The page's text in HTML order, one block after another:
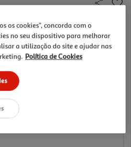
os cookies", concorda com o
no seu dispositivo para melhorar
a utilização do site e ajudar nas
Política de Cookies